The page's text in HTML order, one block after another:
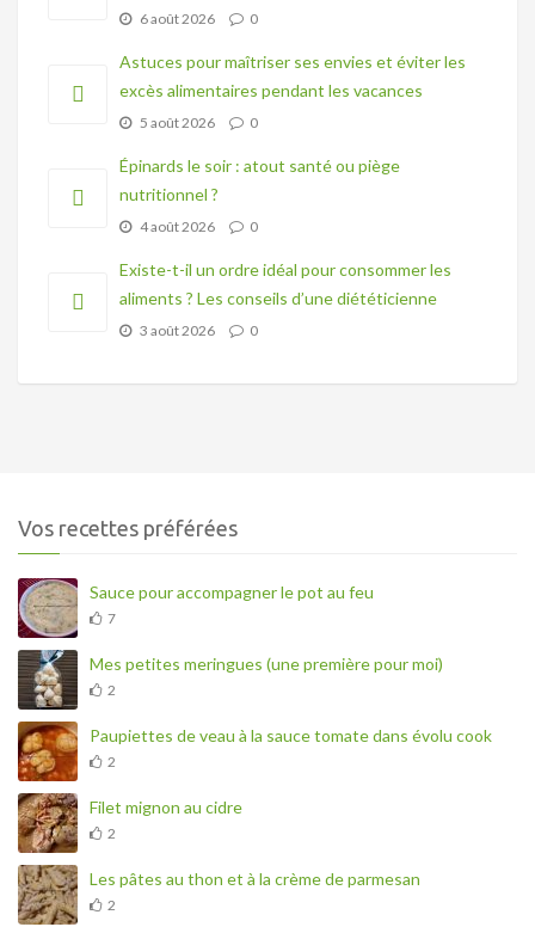
6 août 2026 0
Astuces pour maîtriser ses envies et éviter les
excès alimentaires pendant les vacances
5 août 2026 0
Épinards le soir : atout santé ou piège
nutritionnel ?
4 août 2026 0
Existe-t-il un ordre idéal pour consommer les
aliments ? Les conseils d’une diététicienne
3 août 2026 0
Vos recettes préférées
Sauce pour accompagner le pot au feu
7
Mes petites meringues (une première pour moi)
2
Paupiettes de veau à la sauce tomate dans évolu cook
2
Filet mignon au cidre
2
Les pâtes au thon et à la crème de parmesan
2